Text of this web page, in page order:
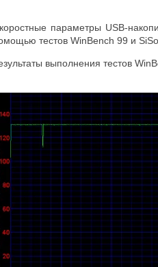
параметры USB-
тестов WinBench 99 и
выполнения тестов